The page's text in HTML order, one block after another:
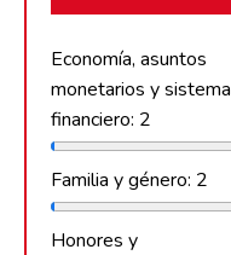
Economía, asuntos
monetarios y sistema
financiero: 2
Familia y género: 2
Honores y